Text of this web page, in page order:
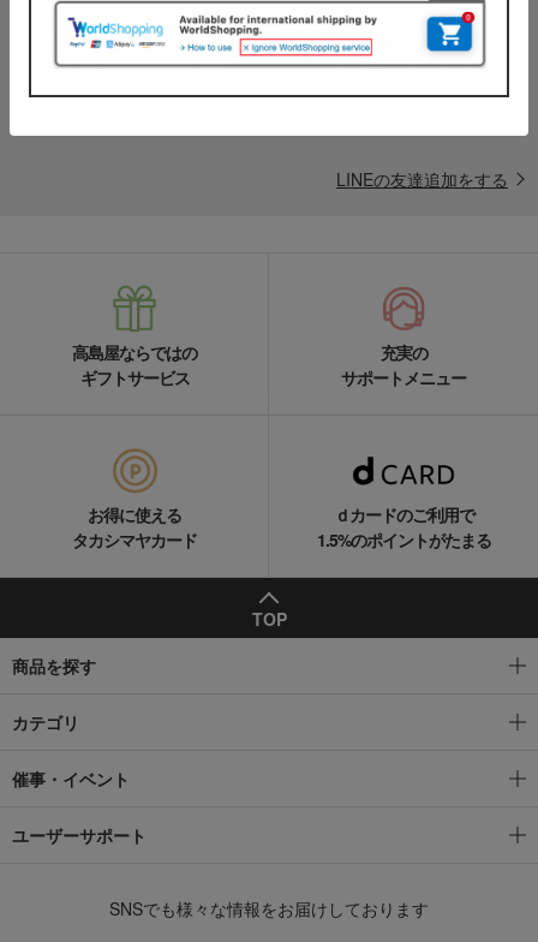
LINE公式アカウント
名品やお得な最新情報を配信中！
LINEの友達追加をする
高島屋ならではの
ギフトサービス
充実の
サポートメニュー
お得に使える
タカシマヤカード
ｄカードのご利用で
1.5%のポイントがたまる
TOP
商品を探す
カテゴリ
催事・イベント
ユーザーサポート
SNSでも様々な情報をお届けしております